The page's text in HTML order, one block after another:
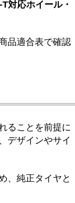
対応ホイール・
品適合表で確認
ることを前提に
デザインやサイ
、純正タイヤと